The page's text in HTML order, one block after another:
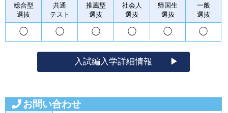
総合型
選抜
共通
テスト
推薦型
選抜
社会人
選抜
帰国生
選抜
一般
選抜
◯ ◯ ◯ ◯ ◯ ◯
入試編入学詳細情報
お問い合わせ